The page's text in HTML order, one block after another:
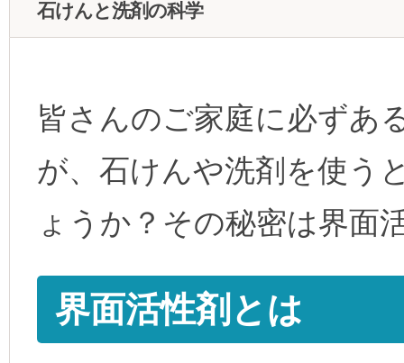
石けんと洗剤の科学
皆さんのご家庭に必ずあ
が、石けんや洗剤を使う
ょうか？その秘密は界面
界面活性剤とは